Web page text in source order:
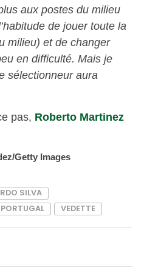
aux postes du milieu
de jouer toute la
milieu) et de changer
en difficulté. Mais je
sélectionneur aura
pas, Roberto Martinez
Getty Images
SILVA
PORTUGAL VEDETTE